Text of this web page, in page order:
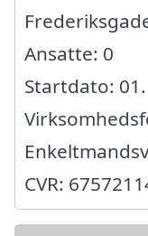
Ansatte: 0
Startdato:
CVR: